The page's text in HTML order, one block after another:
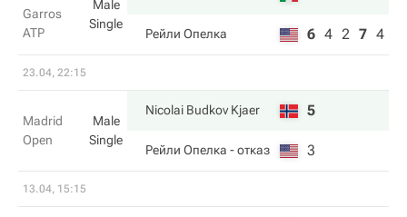
Garros
ATP
Male
Single
Рейли Опелка 6 4 2 7 4
23.04, 22:15
Madrid
Open
Male
Single
Nicolai Budkov Kjaer 5
Рейли Опелка - отказ 3
13.04, 15:15